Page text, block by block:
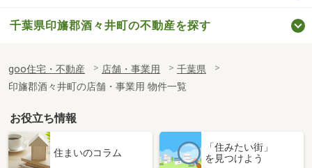
千葉県印旛郡酒々井町の不動産を探す
goo住宅・不動産 店舗・事業用
千葉県
印旛郡酒々井町の店舗・事業用 物件一覧
お役立ち情報
住まいのコラム
「住みたい街」
を見つけよう